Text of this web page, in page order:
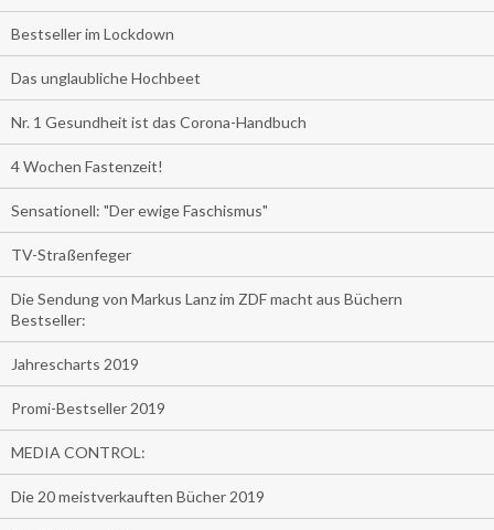
Bestseller im Lockdown
Das unglaubliche Hochbeet
Nr. 1 Gesundheit ist das Corona-Handbuch
4 Wochen Fastenzeit!
Sensationell: "Der ewige Faschismus"
TV-Straßenfeger
Die Sendung von Markus Lanz im ZDF macht aus Büchern
Bestseller:
Jahrescharts 2019
Promi-Bestseller 2019
MEDIA CONTROL:
Die 20 meistverkauften Bücher 2019